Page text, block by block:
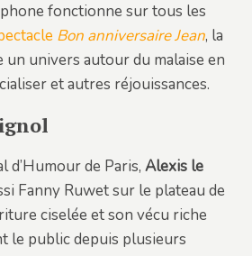
fonctionne sur tous les
Bon anniversaire Jean, la
univers autour du malaise en
et autres réjouissances.
d’Humour de Paris, Alexis le
Fanny Ruwet sur le plateau de
ciselée et son vécu riche
le public depuis plusieurs